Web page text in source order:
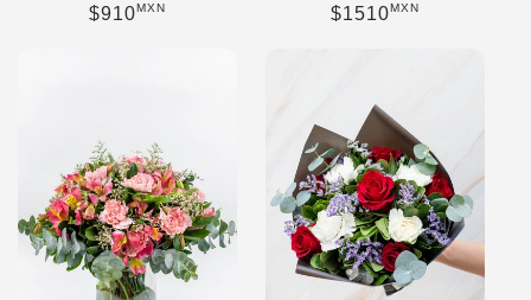
Precio habitual
$910MXN Precio habitual
$1510MXN